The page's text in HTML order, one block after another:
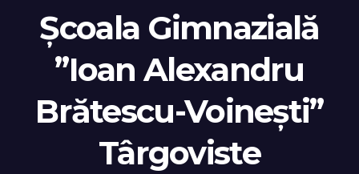
Școala Gimnazială
”Ioan Alexandru
Brătescu-Voinești”
Târgoviste